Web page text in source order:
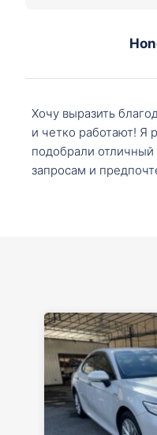
Хочу выразить
и четко работают! Я
подобрали
запросам и